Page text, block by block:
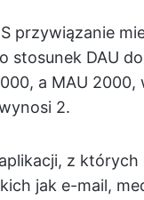
przywiązanie
stosunek DAU
a MAU 2000,
2.
z których
jak e-mail,